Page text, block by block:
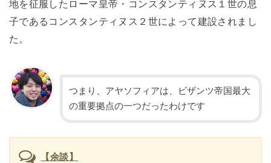
地を征服したローマ皇帝・コンスタンティヌス１世の息
子であるコンスタンティヌス２世によって建設されまし
た。
つまり、アヤソフィアは、ビザンツ帝国最大
の重要拠点の一つだったわけです
【余談】